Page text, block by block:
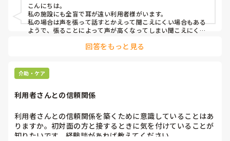
よろしくお願いします。
こんにちは。
私の施設にも全盲で耳が遠い利用者様がいます。
私の場合は声を張って話すとかえって聞こえにくい場合もある
ようで、張ることによって声が高くなってしまい聞こえにくい
回答をもっと見る
介助・ケア
利用者さんとの信頼関係
利用者さんとの信頼関係を築くために意識していることはあ
りますか。初対面の方と接するときに気を付けていることが
知りたいです。経験談があれば教えてください。